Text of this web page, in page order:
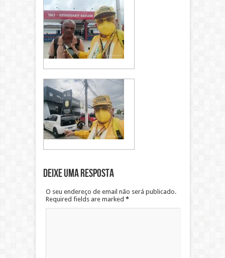
Deixe uma resposta
O seu endereço de email não será publicado.
Required fields are marked *